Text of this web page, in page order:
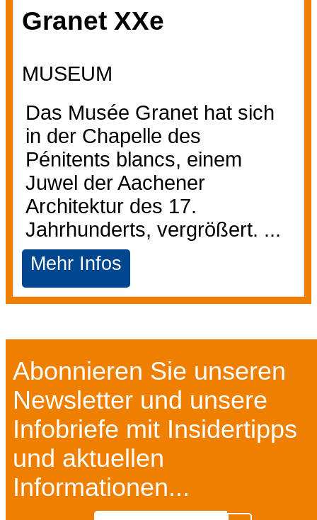
Granet XXe
MUSEUM
Das Musée Granet hat sich
in der Chapelle des
Pénitents blancs, einem
Juwel der Aachener
Architektur des 17.
Jahrhunderts, vergrößert. ...
Mehr Infos
Abonnieren Sie unseren
Newsletter und unsere
Infobriefe mit Insidertipps
und aktuellen
Informationen...